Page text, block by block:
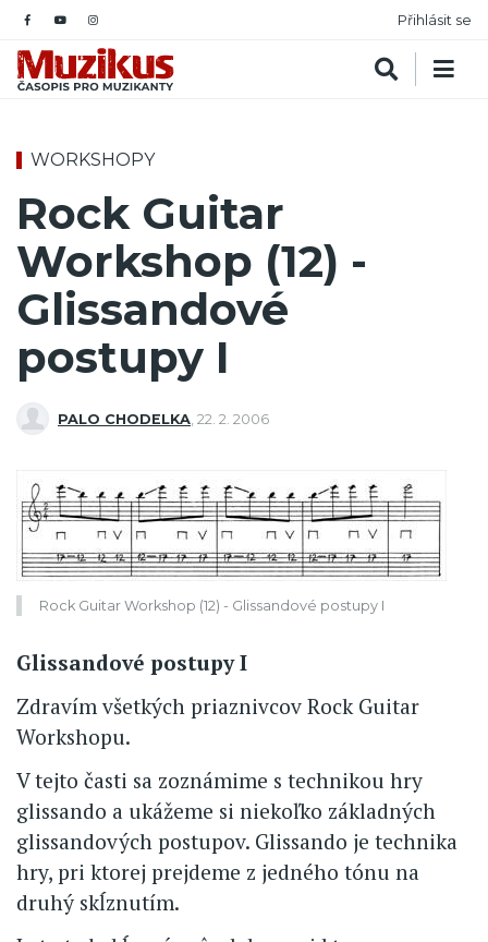
Přihlásit se
WORKSHOPY
Rock Guitar
Workshop (12) -
Glissandové
postupy I
PALO CHODELKA 22. 2. 2006
Rock Guitar Workshop (12) - Glissandové postupy I
Glissandové postupy I
Zdravím všetkých priaznivcov Rock Guitar
Workshopu.
V tejto časti sa zoznámime s technikou hry
glissando a ukážeme si niekoľko základných
glissandových postupov. Glissando je technika
hry, pri ktorej prejdeme z jedného tónu na
druhý skĺznutím.